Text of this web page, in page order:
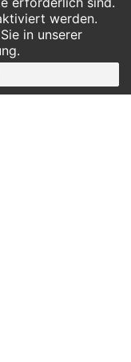
werden.
in unserer